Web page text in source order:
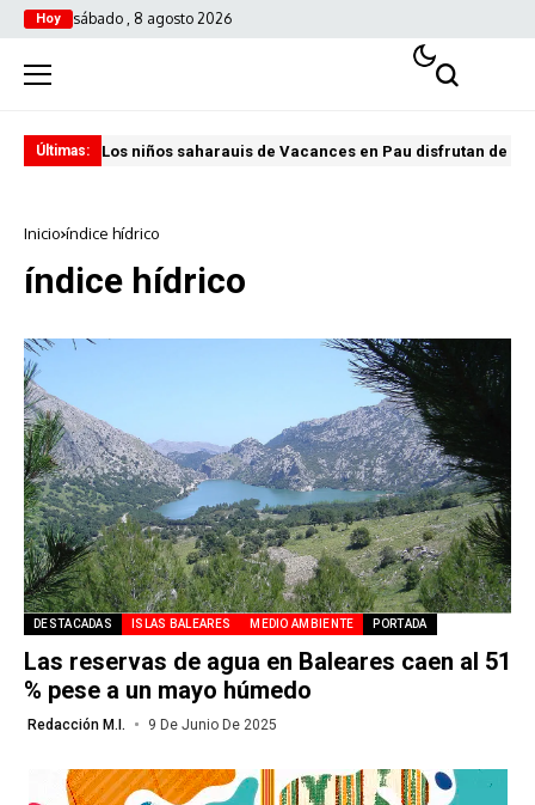
Hoy sábado , 8 agosto 2026
Últimas: Los niños saharauis de Vacances en Pau disfrutan de
Inicio índice hídrico
índice hídrico
DESTACADAS ISLAS BALEARES MEDIO AMBIENTE PORTADA
Las reservas de agua en Baleares caen al 51
% pese a un mayo húmedo
Redacción M.I. 9 De Junio De 2025